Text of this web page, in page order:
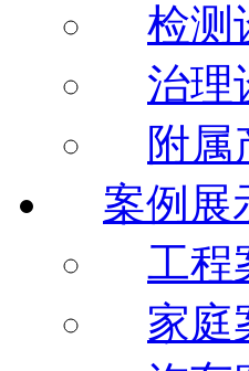
检测
治理
附属
案例展
工程
家庭